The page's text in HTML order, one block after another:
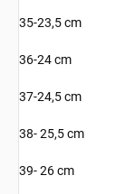
35-23,5 cm
36-24 cm
37-24,5 cm
38- 25,5 cm
39- 26 cm